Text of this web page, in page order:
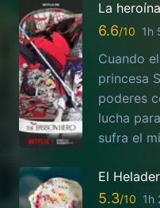
La
6.6 1h
Cuando
princesa
poderes
lucha
sufra el
El
5.3 1h